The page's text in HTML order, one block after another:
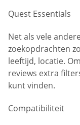
Quest Essentials
Net als vele
zoekopdrachten
leeftijd, locatie.
reviews extra
kunt vinden.
Compatibiliteit